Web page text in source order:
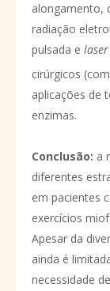
alongamento,
radiação
pulsada e laser
cirúrgicos
aplicações de
enzimas.
Conclusão: a
diferentes
em pacientes
exercícios
Apesar da
ainda é
necessidade